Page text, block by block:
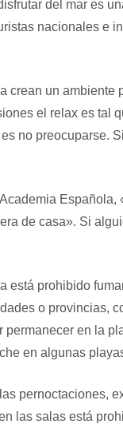
del mar es
nacionales e
crean un
el relax es tal
no preocuparse.
de casa». Si
está prohibido
o provincias,
permanecer en la
en algunas
pernoctaciones,
las salas está